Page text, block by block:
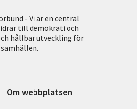
- Vi är en central
till demokrati och
hållbar utveckling för
Om webbplatsen